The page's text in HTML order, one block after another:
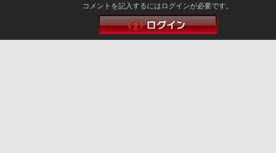
コメントを記入するにはログインが必要です。